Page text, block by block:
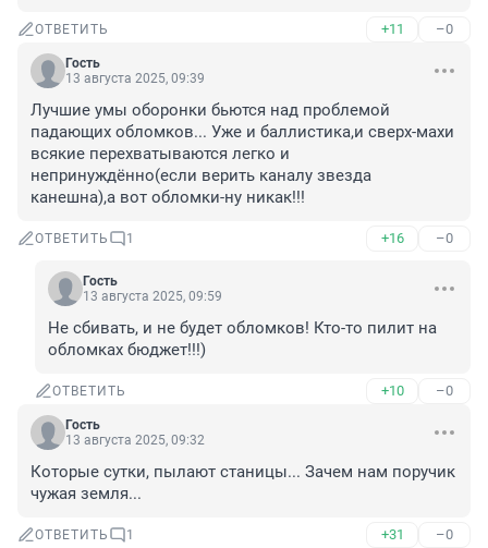
ОТВЕТИТЬ +11 –0
Гость
13 августа 2025, 09:39
Лучшие умы оборонки бьются над проблемой
падающих обломков... Уже и баллистика,и сверх-махи
всякие перехватываются легко и
непринуждённо(если верить каналу звезда
канешна),а вот обломки-ну никак!!!
ОТВЕТИТЬ 1 +16 –0
Гость
13 августа 2025, 09:59
Не сбивать, и не будет обломков! Кто-то пилит на
обломках бюджет!!!)
ОТВЕТИТЬ +10 –0
Гость
13 августа 2025, 09:32
Которые сутки, пылают станицы... Зачем нам поручик
чужая земля...
ОТВЕТИТЬ 1 +31 –0